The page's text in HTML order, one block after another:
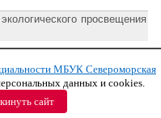
просвещения
СЦБС
МБУК Североморская
данных и cookies.
сайт